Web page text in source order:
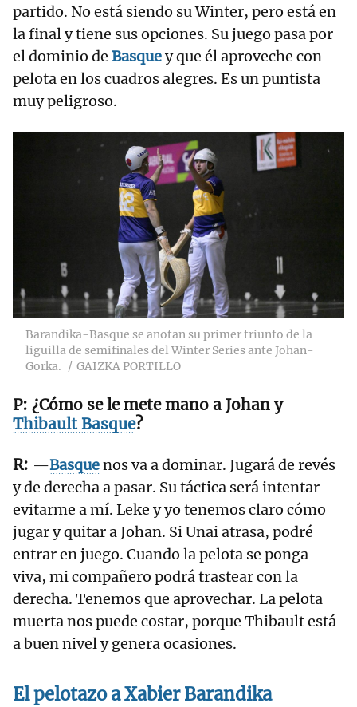
partido. No está siendo su Winter, pero está en
la final y tiene sus opciones. Su juego pasa por
el dominio de Basquey que él aproveche con
pelota en los cuadros alegres. Es un puntista
muy peligroso.
Barandika-Basque se anotan su primer triunfo de la
liguilla de semifinales del Winter Series ante Johan-
Gorka.
GAIZKA PORTILLO
¿Cómo se le mete mano a Johan y
ThibaultBasque?
—Basquenos va a dominar. Jugará de revés
y de derecha a pasar. Su táctica será intentar
evitarme a mí. Leke y yo tenemos claro cómo
jugar y quitar a Johan. Si Unai atrasa, podré
entrar en juego. Cuando la pelota se ponga
viva, mi compañero podrá trastear con la
derecha. Tenemos que aprovechar. La pelota
muerta nos puede costar, porque Thibault está
a buen nivel y genera ocasiones.
El pelotazo aXabierBarandika